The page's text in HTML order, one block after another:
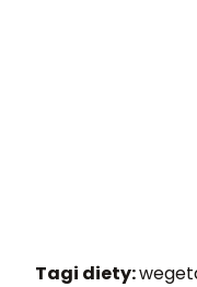
Tagi diety: